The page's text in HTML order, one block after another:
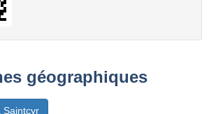
géographiques
Saintcyr